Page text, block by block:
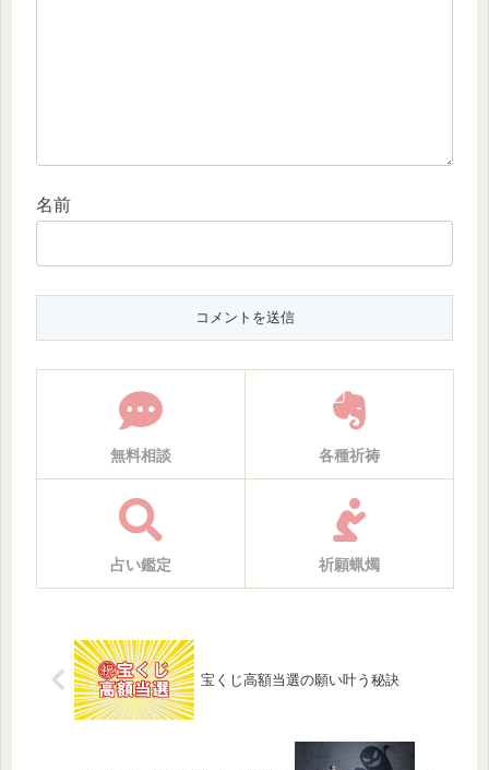
名前
無料相談 各種祈祷
占い鑑定 祈願蝋燭
宝くじ高額当選の願い叶う秘訣